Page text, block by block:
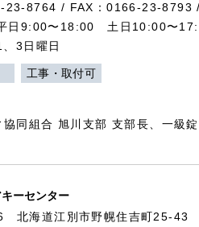
23-8764 / FAX：0166-23-8793 /
日9:00〜18:00 土日10:00〜
3日曜日
工事・取付可
同組合 旭川支部 支部長、一級
キーセンター
北海道江別市野幌住吉町25-43